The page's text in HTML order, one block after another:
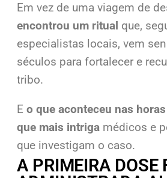
Em vez de uma viagem de
encontrou um ritual que,
especialistas locais, vem
séculos para fortalecer e
tribo.
E o que aconteceu nas
que mais intriga médicos e
que investigam o caso.
A PRIMEIRA DOSE